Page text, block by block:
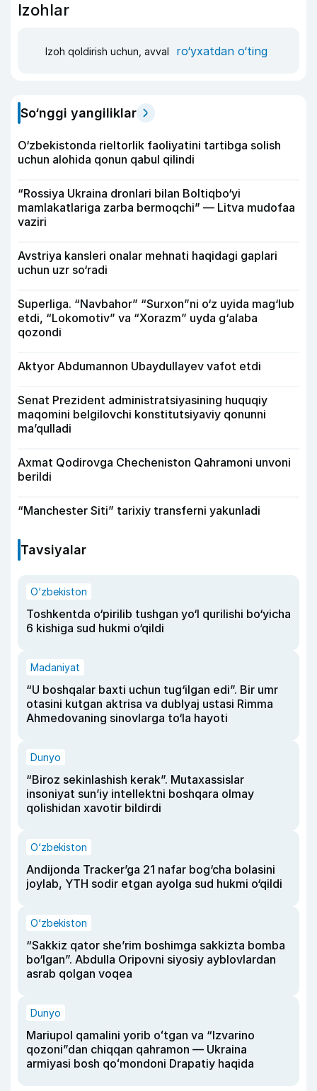
Izohlar
Izoh qoldirish uchun, avval ro‘yxatdan o‘ting
So‘nggi yangiliklar
O‘zbekistonda rieltorlik faoliyatini tartibga solish
uchun alohida qonun qabul qilindi
“Rossiya Ukraina dronlari bilan Boltiqbo‘yi
mamlakatlariga zarba bermoqchi” — Litva mudofaa
vaziri
Avstriya kansleri onalar mehnati haqidagi gaplari
uchun uzr so‘radi
Superliga. “Navbahor” “Surxon”ni o‘z uyida mag‘lub
etdi, “Lokomotiv” va “Xorazm” uyda g‘alaba
qozondi
Aktyor Abdu­mannon Ubaydullayev vafot etdi
Senat Prezident administratsiyasining huquqiy
maqomini belgilovchi konstitutsiyaviy qonunni
ma’qulladi
Axmat Qodirovga Checheniston Qahramoni unvoni
berildi
“Manchester Siti” tarixiy transferni yakunladi
Tavsiyalar
O‘zbekiston
Toshkentda o‘pirilib tushgan yo‘l qurilishi bo‘yicha
6 kishiga sud hukmi o‘qildi
Madaniyat
“U boshqalar baxti uchun tug‘ilgan edi”. Bir umr
otasini kutgan aktrisa va dublyaj ustasi Rimma
Ahmedovaning sinovlarga to‘la hayoti
Dunyo
“Biroz sekinlashish kerak”. Mutaxassislar
insoniyat sun’iy intellektni boshqara olmay
qolishidan xavotir bildirdi
O‘zbekiston
Andijonda Tracker’ga 21 nafar bog‘cha bolasini
joylab, YTH sodir etgan ayolga sud hukmi o‘qildi
O‘zbekiston
“Sakkiz qator she’rim boshimga sakkizta bomba
bo‘lgan”. Abdulla Oripovni siyosiy ayblovlardan
asrab qolgan voqea
Dunyo
Mariupol qamalini yorib oʻtgan va “Izvarino
qozoni”dan chiqqan qahramon — Ukraina
armiyasi bosh qoʻmondoni Drapatiy haqida